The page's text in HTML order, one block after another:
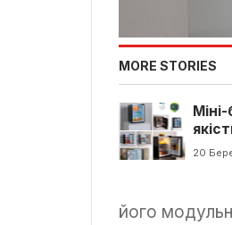
MORE STORIES
від
20
його